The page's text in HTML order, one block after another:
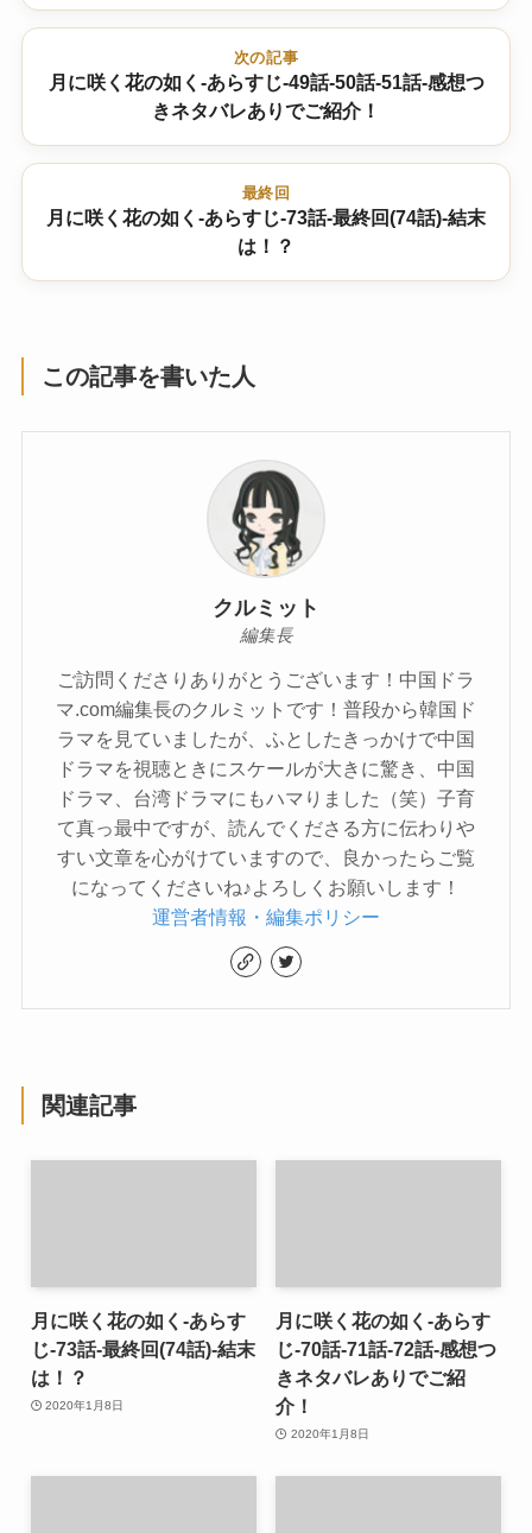
次の記事
月に咲く花の如く-あらすじ-49話-50話-51話-感想つ
きネタバレありでご紹介！
最終回
月に咲く花の如く-あらすじ-73話-最終回(74話)-結末
は！？
この記事を書いた人
クルミット
編集長
ご訪問くださりありがとうございます！中国ドラ
マ.com編集長のクルミットです！普段から韓国ド
ラマを見ていましたが、ふとしたきっかけで中国
ドラマを視聴ときにスケールが大きに驚き、中国
ドラマ、台湾ドラマにもハマりました（笑）子育
て真っ最中ですが、読んでくださる方に伝わりや
すい文章を心がけていますので、良かったらご覧
になってくださいね♪よろしくお願いします！
運営者情報・編集ポリシー
関連記事
月に咲く花の如く-あらす
じ-73話-最終回(74話)-結末
は！？
2020年1月8日
月に咲く花の如く-あらす
じ-70話-71話-72話-感想つ
きネタバレありでご紹
介！
2020年1月8日